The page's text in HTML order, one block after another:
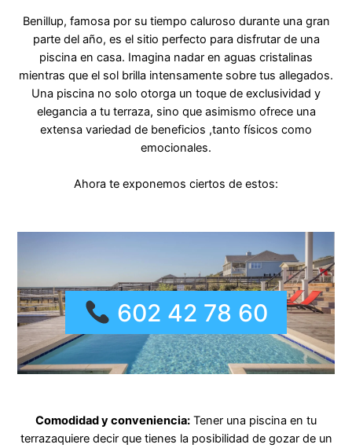
Benillup, famosa por su tiempo caluroso durante una gran
parte del año, es el sitio perfecto para disfrutar de una
piscina en casa. Imagina nadar en aguas cristalinas
mientras que el sol brilla intensamente sobre tus allegados.
Una piscina no solo otorga un toque de exclusividad y
elegancia a tu terraza, sino que asimismo ofrece una
extensa variedad de beneficios ,tanto físicos como
emocionales.
Ahora te exponemos ciertos de estos:
602 42 78 60
Comodidad y conveniencia: Tener una piscina en tu
terrazaquiere decir que tienes la posibilidad de gozar de un